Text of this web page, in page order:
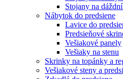
Stojany na
Nábytok do predsiene
Lavice do
Predsieňové
Vešiakové panely
Vešiaky na stenu
Skrinky na topánky a
Vešiakové steny a